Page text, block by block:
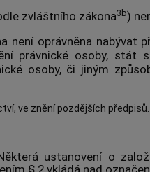
zvláštního zákona3b)
není oprávněna nabývat
právnické osoby, stát
osoby, či jiným
ve znění pozdějších předpisů.
ustanovení o